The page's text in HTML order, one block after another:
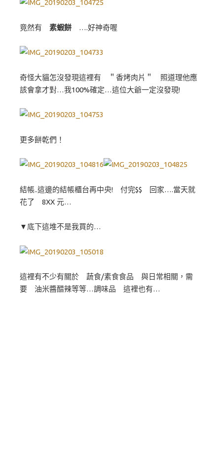
竟然有 素蝦餅 ….好神奇喔
奇怪大貓怎沒發現這裡有 ＂香烤肉片＂ 照道理他應
該會拿才對…我100%確定…這位大爺一定沒發現!
更多餅乾們！
結帳..這邊的結帳櫃台再中央! 付完$$ 回家….當天就
花了 8XX 元…
▼底下這堆不是我買的…
這裡有不少有關於 蔬食/素食食品 與日常相關，需
要 油米醬醋辣等等…調味品 這裡也有…